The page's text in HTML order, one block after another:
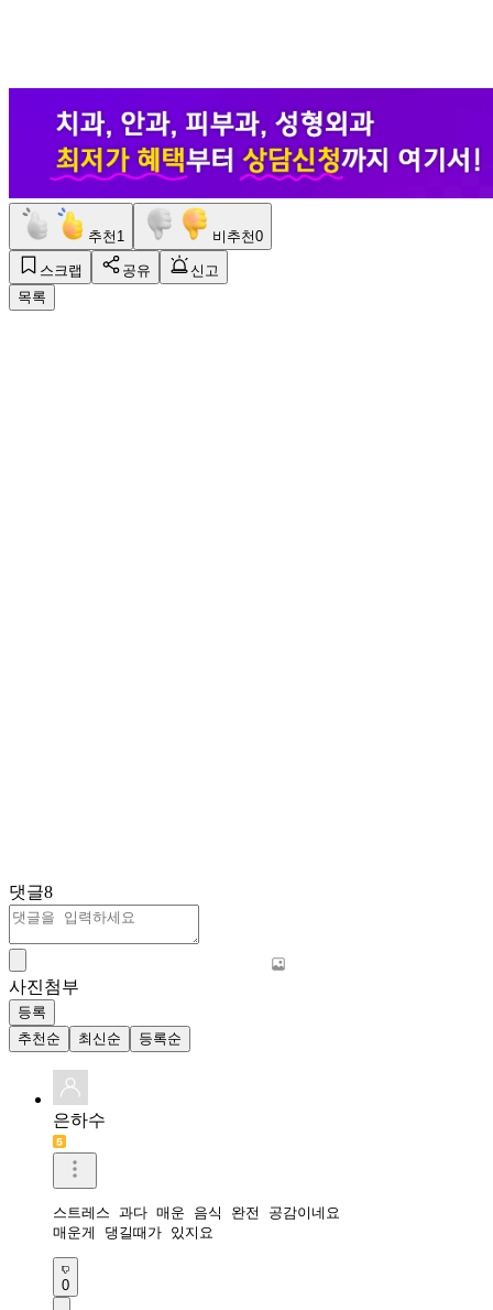
추천 1 비추천0
스크랩 공유
신고
목록
댓글8
사진첨부
등록
추천순
최신순 등록순
은하수
스트레스 과다 매운 음식 완전 공감이네요
매운게 댕길때가 있지요
0